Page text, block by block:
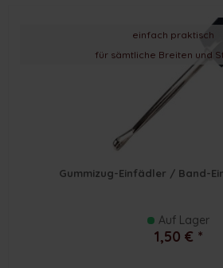
einfach praktisch
für sämtliche Breiten und
Gummizug-Einfädler / Band-
Auf Lager
1,50 € *